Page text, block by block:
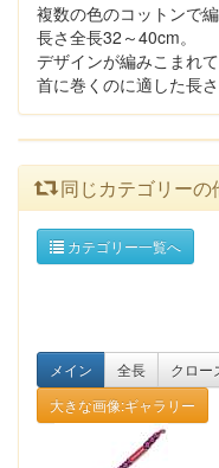
複数の色のコットンで
長さ全長32～40cm。
デザインが編みこまれ
首に巻くのに適した長さ
同じカテゴリーの
カテゴリー一覧へ
メイン 全長 クロー
大きな画像:ギャラリー